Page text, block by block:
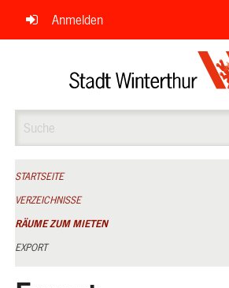
Navigation
überspringen
Anmelden
STARTSEITE
VERZEICHNISSE
RÄUME ZUM MIETEN
EXPORT